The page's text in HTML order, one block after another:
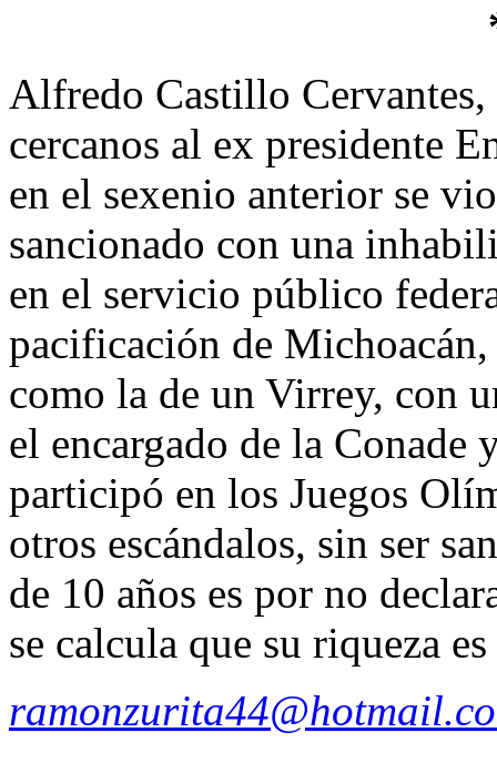
Alfredo Castillo Cervantes,
cercanos al ex presidente
en el sexenio anterior se
sancionado con una
en el servicio público
pacificación de
como la de un Virrey, con
el encargado de la Conade
participó en los Juegos
otros escándalos, sin ser
de 10 años es por no
se calcula que su riqueza